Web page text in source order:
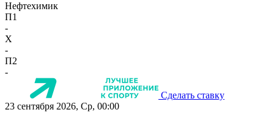
Нефтехимик
П1
-
X
-
П2
-
Сделать ставку
23 сентября 2026, Ср, 00:00